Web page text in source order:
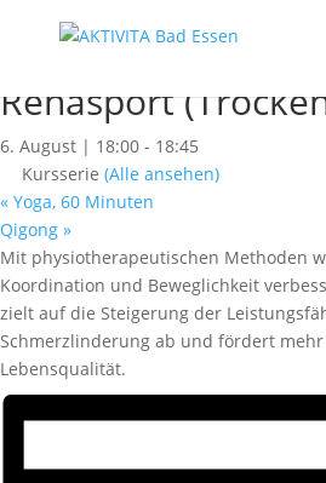
« Alle Kurse
Rehasport
6. August | 18:00 - 18:45
Kursserie (Alle ansehen)
« Yoga, 60 Minuten
Qigong »
Mit physiotherapeutischen Methoden
Koordination und Beweglichkeit
zielt auf die Steigerung der
Schmerzlinderung ab und fördert
Lebensqualität.